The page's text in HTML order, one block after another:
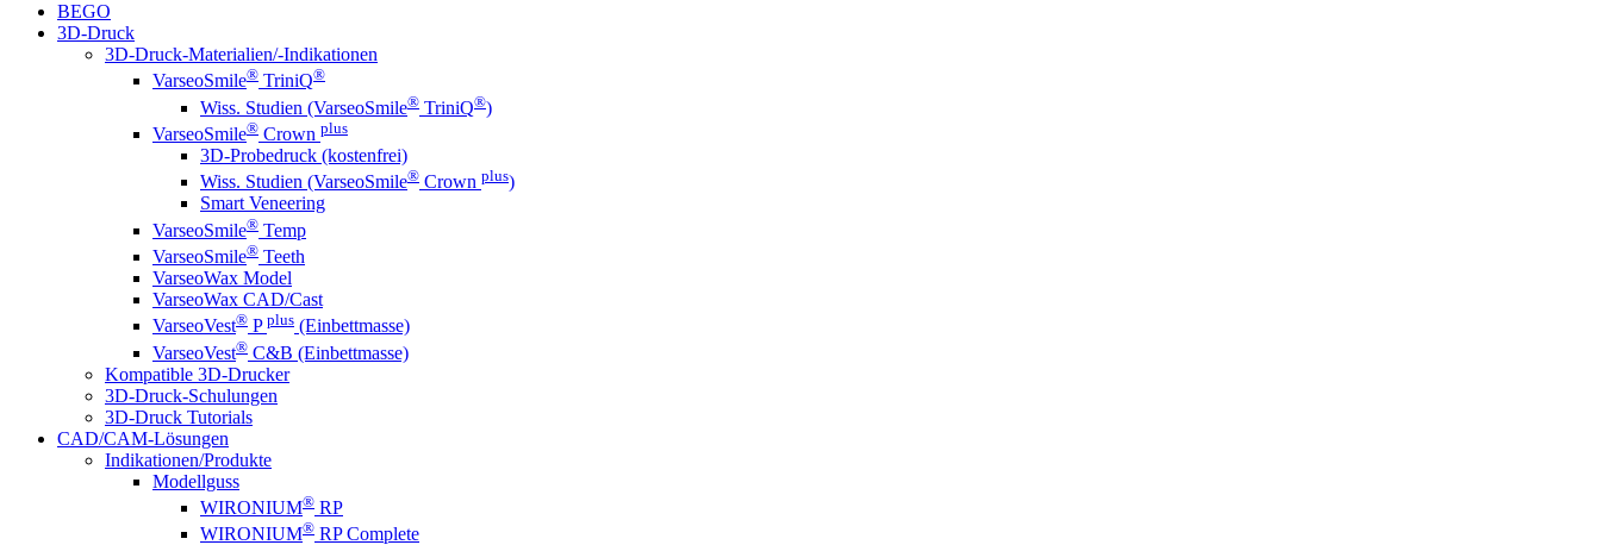
BEGO
3D-Druck
3D-Druck-Materialien/-Indikationen
VarseoSmile® TriniQ®
Wiss. Studien (VarseoSmile® TriniQ®)
VarseoSmile® Crown plus
3D-Probedruck (kostenfrei)
Wiss. Studien (VarseoSmile® Crown plus)
Smart Veneering
VarseoSmile® Temp
VarseoSmile® Teeth
VarseoWax Model
VarseoWax CAD/Cast
VarseoVest® P plus (Einbettmasse)
VarseoVest® C&B (Einbettmasse)
Kompatible 3D-Drucker
3D-Druck-Schulungen
3D-Druck Tutorials
CAD/CAM-Lösungen
Indikationen/Produkte
Modellguss
WIRONIUM® RP
WIRONIUM® RP Complete